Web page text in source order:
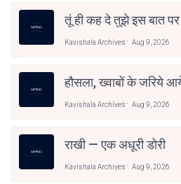
तूं ही कह दे तुझे इस बात पर
Kavishala Archives Aug 9, 2026
हौसला, ख्वाबों के जरिये
Kavishala Archives Aug 9, 2026
राखी — एक अधूरी डोरी
Kavishala Archives Aug 9, 2026